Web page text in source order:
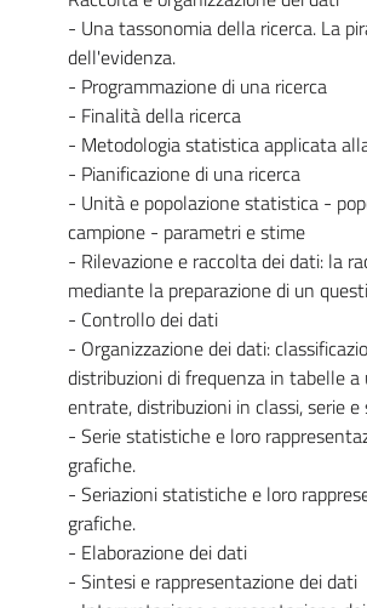
- Una tassonomia della ricerca. La
dell'evidenza.
- Programmazione di una ricerca
- Finalità della ricerca
- Metodologia statistica applicata
- Pianificazione di una ricerca
- Unità e popolazione statistica -
campione - parametri e stime
- Rilevazione e raccolta dei dati: la
mediante la preparazione di un
- Controllo dei dati
- Organizzazione dei dati:
distribuzioni di frequenza in tabelle a
entrate, distribuzioni in classi, serie e
- Serie statistiche e loro
grafiche.
- Seriazioni statistiche e loro
grafiche.
- Elaborazione dei dati
- Sintesi e rappresentazione dei dati